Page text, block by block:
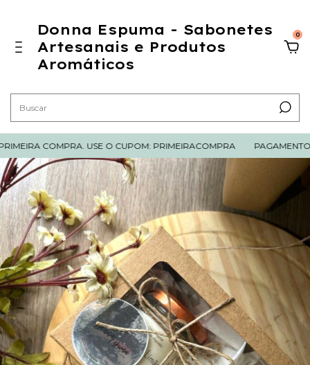
Donna Espuma - Sabonetes
Artesanais e Produtos
Aromáticos
0
COMPRA. USE O CUPOM: PRIMEIRACOMPRA PAGAMENTO